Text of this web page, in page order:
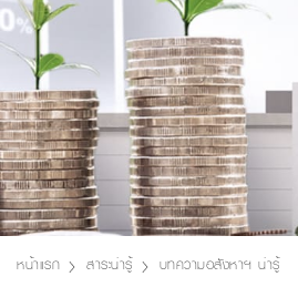
หน้าแรก สาระน่ารู้ บทความอสังหาฯ น่ารู้